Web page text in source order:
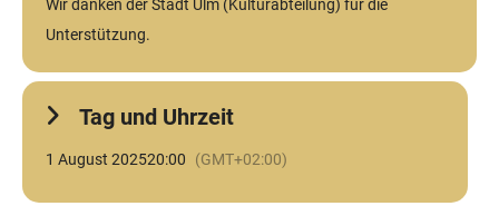
Wir danken der Stadt Ulm (Kulturabteilung) für die
Unterstützung.
Tag und Uhrzeit
1 August 202520:00 (GMT+02:00)